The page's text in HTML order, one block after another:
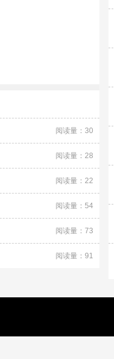
阅读量：30
阅读量：28
阅读量：22
阅读量：54
阅读量：73
阅读量：91